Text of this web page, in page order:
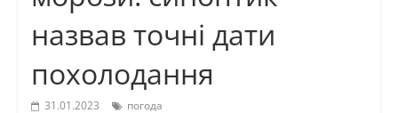
назвав точні дати
похолодання
31.01.2023 погода